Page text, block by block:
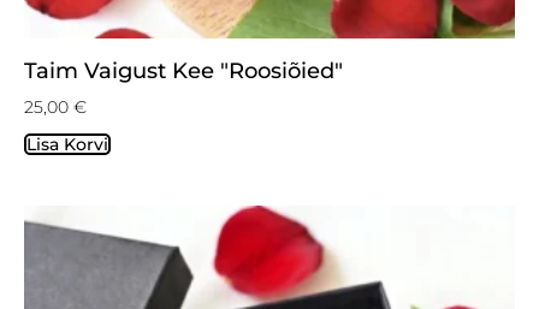
Taim Vaigust Kee "Roosiõied"
25,00 €
Lisa Korvi